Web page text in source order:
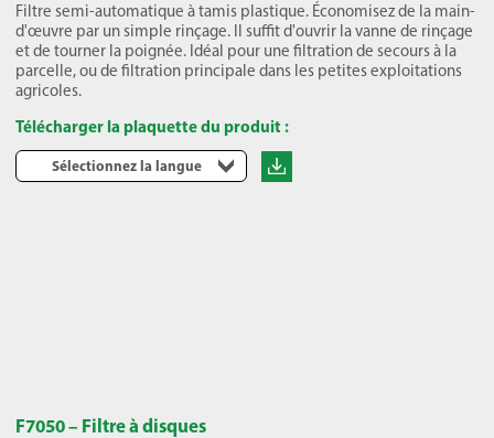
Filtre semi-automatique à tamis plastique. Économisez de la main-
d'œuvre par un simple rinçage. Il suffit d'ouvrir la vanne de rinçage
et de tourner la poignée. Idéal pour une filtration de secours à la
parcelle, ou de filtration principale dans les petites exploitations
agricoles.
Télécharger la plaquette du produit :
Sélectionnez la langue
F7050 – Filtre à disques